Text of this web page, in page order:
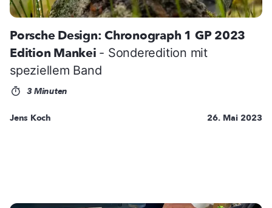
Porsche Design: Chronograph 1 GP 2023
Edition Mankei - Sonderedition mit
speziellem Band
3 Minuten
Jens Koch 26. Mai 2023